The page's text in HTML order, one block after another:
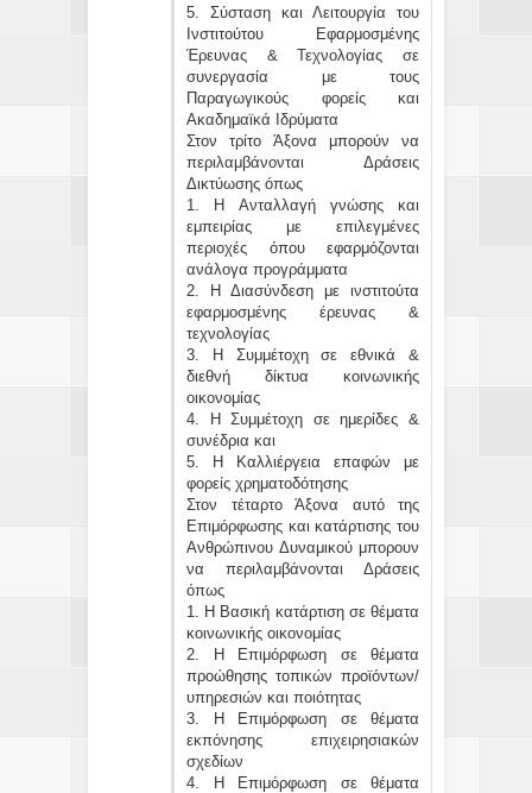
5. Σύσταση και Λειτουργία του
Ινστιτούτου Εφαρμοσμένης
Έρευνας & Τεχνολογίας σε
συνεργασία με τους
Παραγωγικούς φορείς και
Ακαδημαϊκά Ιδρύματα
Στον τρίτο Άξονα μπορούν να
περιλαμβάνονται Δράσεις
Δικτύωσης όπως
1. Η Ανταλλαγή γνώσης και
εμπειρίας με επιλεγμένες
περιοχές όπου εφαρμόζονται
ανάλογα προγράμματα
2. Η Διασύνδεση με ινστιτούτα
εφαρμοσμένης έρευνας &
τεχνολογίας
3. Η Συμμέτοχη σε εθνικά &
διεθνή δίκτυα κοινωνικής
οικονομίας
4. Η Συμμέτοχη σε ημερίδες &
συνέδρια και
5. Η Καλλιέργεια επαφών με
φορείς χρηματοδότησης
Στον τέταρτο Άξονα αυτό της
Επιμόρφωσης και κατάρτισης του
Ανθρώπινου Δυναμικού μπορουν
να περιλαμβάνονται Δράσεις
όπως
1. Η Βασική κατάρτιση σε θέματα
κοινωνικής οικονομίας
2. Η Επιμόρφωση σε θέματα
προώθησης τοπικών προϊόντων/
υπηρεσιών και ποιότητας
3. Η Επιμόρφωση σε θέματα
εκπόνησης επιχειρησιακών
σχεδίων
4. Η Επιμόρφωση σε θέματα